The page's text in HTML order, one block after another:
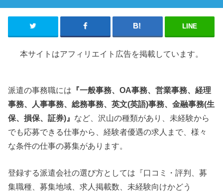
LINE
本サイトはアフィリエイト広告を掲載しています。
派遣の事務職には 『一般事務、OA事務、営業事務、経理
事務、人事事務、総務事務、英文(英語)事務、金融事務(生
保、損保、証券)』 など、沢山の種類があり、未経験から
でも応募できる仕事から、経験者優遇の求人まで、様々
な条件の仕事の募集があります。
登録する派遣会社の選び方としては『口コミ・評判、募
集職種、募集地域、求人掲載数、未経験向けかどう